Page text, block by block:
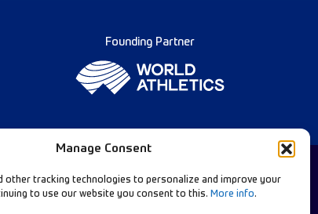
Manage Consent
other tracking technologies to personalize and improve your
to use our website you consent to this. More info.
Founding Partner